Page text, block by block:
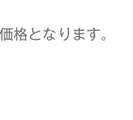
格となります。